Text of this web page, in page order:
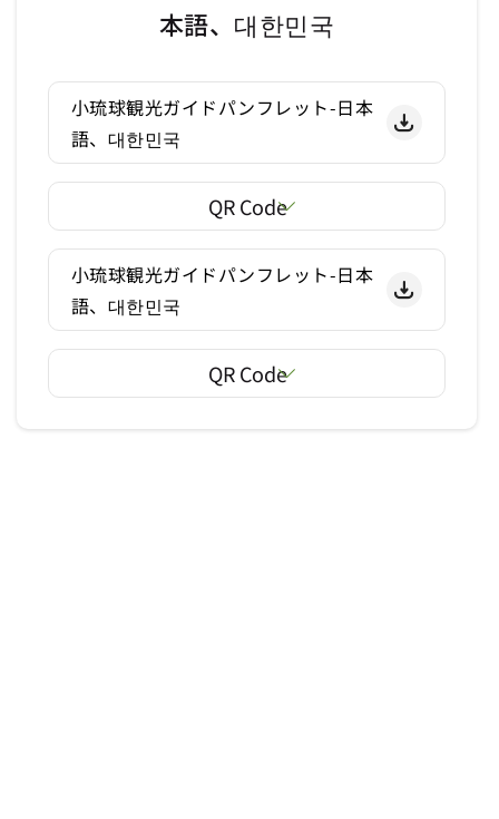
本語、대한민국
小琉球観光ガイドパンフレット-日本
語、대한민국
QR Code
小琉球観光ガイドパンフレット-日本
語、대한민국
QR Code